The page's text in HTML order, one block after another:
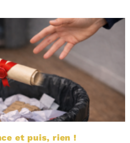
et puis, rien !